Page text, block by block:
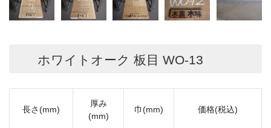
ホワイトオーク 板目 WO-13
長さ(mm)
厚み
(mm)
巾(mm) 価格(税込)